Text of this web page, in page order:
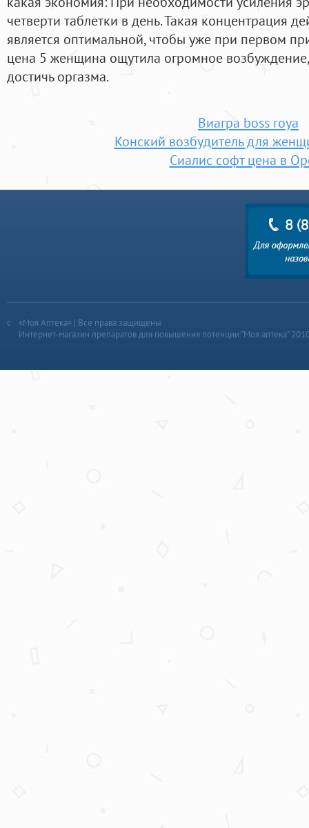
четверти таблетки в день. Такая концентрация
является оптимальной, чтобы уже при первом
цена 5 женщина ощутила огромное
достичь оргазма.
Виагра boss roya
Конский возбудитель для
Сиалис софт цена в
«Моя Аптека» | Все права защищены
Интернет-магазин препаратов для повышения потенции “Моя аптека”